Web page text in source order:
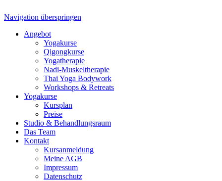
Navigation überspringen
Angebot
Yogakurse
Qigongkurse
Yogatherapie
Nadi-Muskeltherapie
Thai Yoga Bodywork
Workshops & Retreats
Yogakurse
Kursplan
Preise
Studio & Behandlungsraum
Das Team
Kontakt
Kursanmeldung
Meine AGB
Impressum
Datenschutz